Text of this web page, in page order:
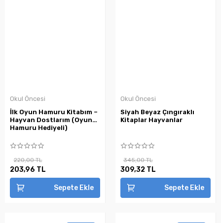
Okul Öncesi
İlk Oyun Hamuru Kitabım –
Hayvan Dostlarım (Oyun
Hamuru Hediyeli)
220,00 TL
203,96 TL
Sepete Ekle
Okul Öncesi
Siyah Beyaz Çıngıraklı
Kitaplar Hayvanlar
345,00 TL
309,32 TL
Sepete Ekle